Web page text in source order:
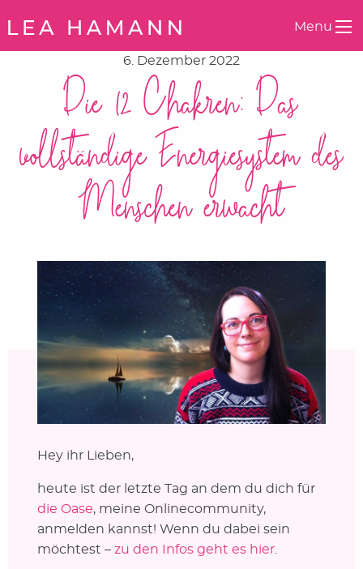
Menu
6. Dezember 2022
Die 12 Chakren: Das
vollständige Energiesystem des
Menschen erwacht
Hey ihr Lieben,
heute ist der letzte Tag an dem du dich für
die Oase, meine Onlinecommunity,
anmelden kannst! Wenn du dabei sein
möchtest – zu den Infos geht es hier.